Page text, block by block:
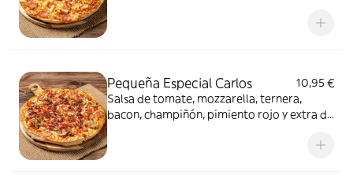
Pequeña Especial Carlos
10,95 €
Salsa de tomate, mozzarella, ternera,
bacon, champiñón, pimiento rojo y extra de